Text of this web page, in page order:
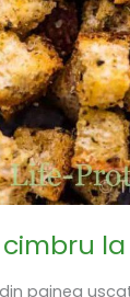
painea